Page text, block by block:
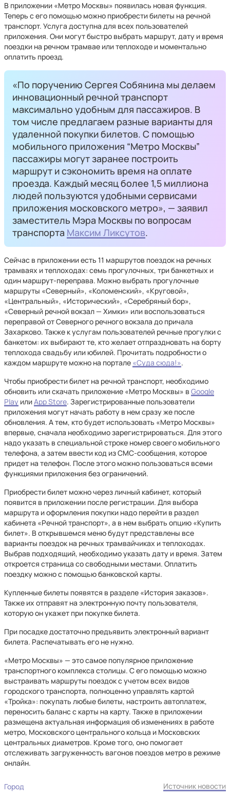
В приложении «Метро Москвы» появилась новая функция.
Теперь с его помощью можно приобрести билеты на речной
транспорт. Услуга доступна для всех пользователей
приложения. Они могут быстро выбрать маршрут, дату и время
поездки на речном трамвае или теплоходе и моментально
оплатить проезд.
«По поручению Сергея Собянина мы делаем
инновационный речной транспорт
максимально удобным для пассажиров. В
том числе предлагаем разные варианты для
удаленной покупки билетов. С помощью
мобильного приложения “Метро Москвы”
‎пассажиры могут заранее построить
маршрут и сэкономить время на оплате
проезда. Каждый месяц более 1,5 миллиона
людей пользуются удобными сервисами
приложения московского метро», — заявил
заместитель Мэра Москвы по вопросам
транспорта Максим Ликсутов.
Сейчас в приложении есть 11 маршрутов поездок на речных
трамваях и теплоходах: семь прогулочных, три банкетных и
один маршрут-переправа. Можно выбрать прогулочные
маршруты «Северный», «Коломенский», «Круговой»,
«Центральный», «Исторический», «Серебряный бор»,
«Северный речной вокзал — Химки» или воспользоваться
переправой от Северного речного вокзала до причала
Захарково. Также к услугам пользователей речные прогулки с
банкетом: их выбирают те, кто желает отпраздновать на борту
теплохода свадьбу или юбилей. Прочитать подробности о
каждом маршруте можно на портале «Суда сюда!».
Чтобы приобрести билет на речной транспорт, необходимо
обновить или скачать приложение «Метро Москвы» в Google
Play илиApp Store. Зарегистрированные пользователи
приложения могут начать работу в нем сразу же после
обновления. А тем, кто будет использовать «Метро Москвы»
впервые, сначала необходимо зарегистрироваться. Для этого
надо указать в специальной строке номер своего мобильного
телефона, а затем ввести код из СМС-сообщения, которое
придет на телефон. После этого можно пользоваться всеми
функциями приложения без ограничений.
Приобрести билет можно через личный кабинет, который
появится в приложении после регистрации. Для выбора
маршрута и оформления покупки надо перейти в раздел
кабинета «Речной транспорт», а в нем выбрать опцию «Купить
билет». В открывшемся меню будут представлены все
варианты поездок на речных трамвайчиках и теплоходах.
Выбрав подходящий, необходимо указать дату и время. Затем
откроется страница со свободными местами. Оплатить
поездку можно с помощью банковской карты.
Купленные билеты появятся в разделе «История заказов».
Также их отправят на электронную почту пользователя,
которую он укажет при покупке билета.
При посадке достаточно предъявить электронный вариант
билета. Распечатывать его не нужно.
«Метро Москвы» — это самое популярное приложение
транспортного комплекса столицы. С его помощью можно
выстраивать маршруты поездок с учетом всех видов
городского транспорта, полноценно управлять картой
«Тройка»: покупать любые билеты, настроить автоплатеж,
переносить баланс с карты на карту. Также в приложении
размещена актуальная информация об изменениях в работе
метро, Московского центрального кольца и Московских
центральных диаметров. Кроме того, оно помогает
отслеживать загруженность вагонов поездов метро в режиме
онлайн.
Город Источник новости